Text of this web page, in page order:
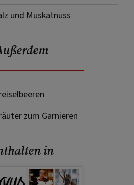
und Muskatnuss
zum Garnieren
in